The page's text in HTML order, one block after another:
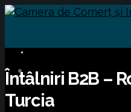
Întâlniri B2B –
Turcia